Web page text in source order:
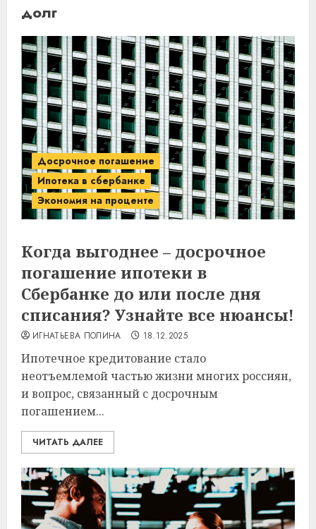
долг
Досрочное погашение
Ипотека в сбербанке
Экономия на проценте
Когда выгоднее – досрочное
погашение ипотеки в
Сбербанке до или после дня
списания? Узнайте все нюансы!
ИГНАТЬЕВА ПОЛИНА 18.12.2025
Ипотечное кредитование стало
неотъемлемой частью жизни многих россиян,
и вопрос, связанный с досрочным
погашением...
ЧИТАТЬ ДАЛЕЕ